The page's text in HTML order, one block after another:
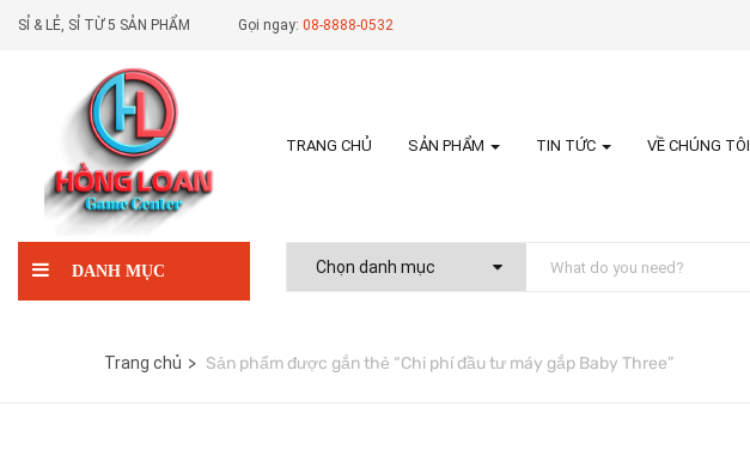
SỈ & LẺ, SỈ TỪ 5 SẢN PHẨM Gọi ngay: 08-8888-0532
TRANG CHỦ SẢN PHẨM TIN TỨC VỀ CHÚNG TÔI
DANH MỤC
Trang chủ Sản phẩm được gắn thẻ “Chi phí đầu tư máy gắp Baby Three”